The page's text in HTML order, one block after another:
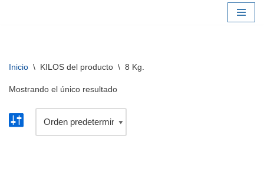
Inicio \ KILOS del producto \ 8 Kg.
Mostrando el único resultado